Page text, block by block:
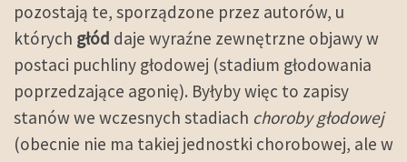
pozostają te, sporządzone przez autorów, u
których głód daje wyraźne zewnętrzne objawy w
postaci puchliny głodowej (stadium głodowania
poprzedzające agonię). Byłyby więc to zapisy
stanów we wczesnych stadiach choroby głodowej
(obecnie nie ma takiej jednostki chorobowej, ale w